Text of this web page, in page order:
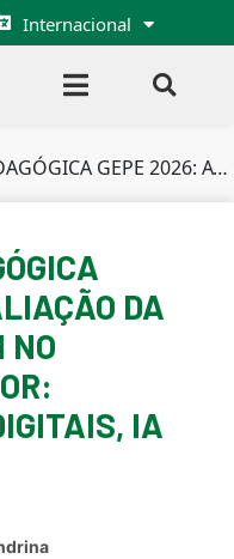
Internacional
NO ENSINO SUPERIOR: TECNOLOGIAS DIGITAIS, IA E PROCESSOS FORMATIVOS
DA
NO
IA